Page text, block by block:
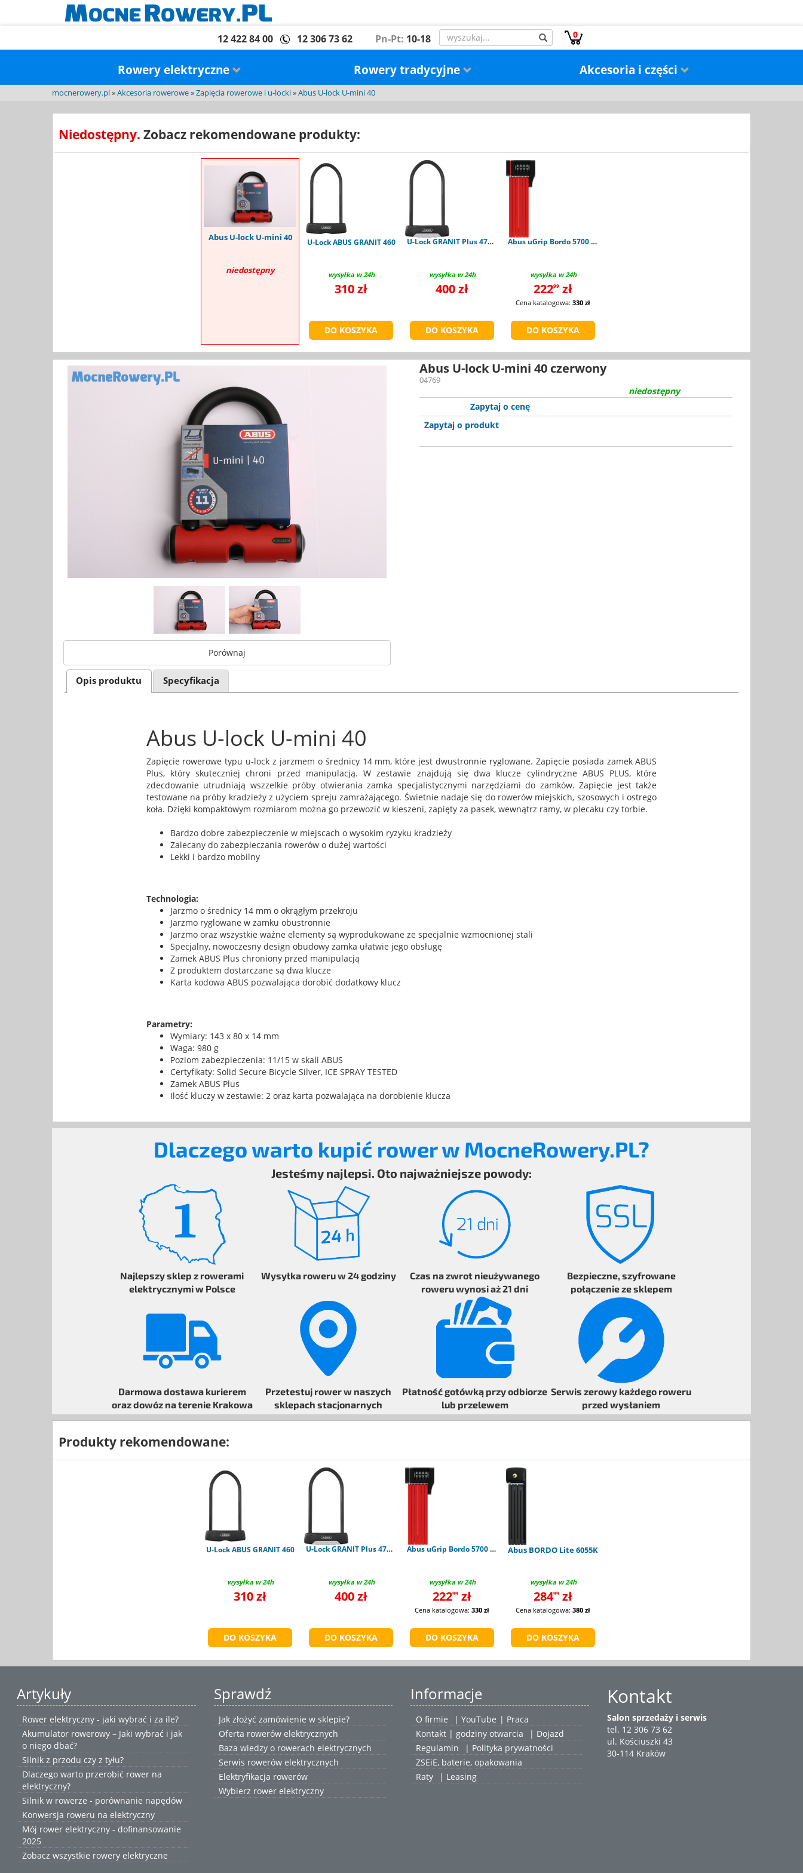
12 422 84 00 12 306 73 62 Pn-Pt: 10-18 0
Rowery elektryczne Rowery tradycyjne Akcesoria i części
mocnerowery.pl»Akcesoria rowerowe»Zapięcia rowerowe i u-locki»Abus U-lock U-mini 40
Niedostępny. Zobacz rekomendowane produkty:
Abus U-lock U-mini 40
niedostępny
U-Lock ABUS GRANIT 460
wysyłka w 24h
310 zł
U-Lock GRANIT Plus 470 - uchwyt USH470
wysyłka w 24h
400 zł
Abus uGrip Bordo 5700 Combo red
wysyłka w 24h
22299 zł
Cena katalogowa: 330 zł
Porównaj
Abus U-lock U-mini 40 czerwony
04769
niedostępny
Zapytaj o cenę
Zapytaj o produkt
Opis produktu Specyfikacja
Abus U-lock U-mini 40
Zapięcie rowerowe typu u-lock z jarzmem o średnicy 14 mm, które jest dwustronnie ryglowane. Zapięcie posiada zamek ABUS
Plus, który skuteczniej chroni przed manipulacją. W zestawie znajdują się dwa klucze cylindryczne ABUS PLUS, które
zdecdowanie utrudniają wszzelkie próby otwierania zamka specjalistycznymi narzędziami do zamków. Zapięcie jest także
testowane na próby kradzieży z użyciem spreju zamrażającego. Świetnie nadaje się do rowerów miejskich, szosowych i ostrego
koła. Dzięki kompaktowym rozmiarom można go przewozić w kieszeni, zapięty za pasek, wewnątrz ramy, w plecaku czy torbie.
Bardzo dobre zabezpieczenie w miejscach o wysokim ryzyku kradzieży
Zalecany do zabezpieczania rowerów o dużej wartości
Lekki i bardzo mobilny
Technologia:
Jarzmo o średnicy 14 mm o okrągłym przekroju
Jarzmo ryglowane w zamku obustronnie
Jarzmo oraz wszystkie ważne elementy są wyprodukowane ze specjalnie wzmocnionej stali
Specjalny, nowoczesny design obudowy zamka ułatwie jego obsługę
Zamek ABUS Plus chroniony przed manipulacją
Z produktem dostarczane są dwa klucze
Karta kodowa ABUS pozwalająca dorobić dodatkowy klucz
Parametry:
Wymiary: 143 x 80 x 14 mm
Waga: 980 g
Poziom zabezpieczenia: 11/15 w skali ABUS
Certyfikaty: Solid Secure Bicycle Silver, ICE SPRAY TESTED
Zamek ABUS Plus
Ilość kluczy w zestawie: 2 oraz karta pozwalająca na dorobienie klucza
Dlaczego warto kupić rower w MocneRowery.PL?
Jesteśmy najlepsi. Oto najważniejsze powody:
Najlepszy sklep z rowerami
elektrycznymiw Polsce
Wysyłkaroweruw 24 godziny Czas na zwrot nieużywanego
roweruwynosi aż 21 dni
Bezpieczne, szyfrowane
połączenie ze sklepem
Darmowa dostawa kurierem
oraz dowóz na terenie Krakowa
Przetestuj rowerw naszych
sklepach stacjonarnych
Płatność gotówką przy odbiorze
lub przelewem
Serwis zerowy każdego roweru
przed wysłaniem
Produkty rekomendowane:
U-Lock ABUS GRANIT 460
wysyłka w 24h
310 zł
U-Lock GRANIT Plus 470 - uchwyt USH470
wysyłka w 24h
400 zł
Abus uGrip Bordo 5700 Combo red
wysyłka w 24h
22299 zł
Cena katalogowa: 330 zł
Abus BORDO Lite 6055K
wysyłka w 24h
28499 zł
Cena katalogowa: 380 zł
Artykuły
Rower elektryczny - jaki wybrać i za ile?
Akumulator rowerowy – Jaki wybrać i jak
o niego dbać?
Silnik z przodu czy z tyłu?
Dlaczego warto przerobić rower na
elektryczny?
Silnik w rowerze - porównanie napędów
Konwersja roweru na elektryczny
Mój rower elektryczny - dofinansowanie
2025
Zobacz wszystkie rowery elektryczne
Sprawdź
Jak złożyć zamówienie w sklepie?
Oferta rowerów elektrycznych
Baza wiedzy o rowerach elektrycznych
Serwis rowerów elektrycznych
Elektryfikacja rowerów
Wybierz rower elektryczny
Informacje
O firmie | YouTube | Praca
Kontakt | godziny otwarcia
| Dojazd
Regulamin
| Polityka prywatności
ZSEiE, baterie, opakowania
Raty
| Leasing
Kontakt
Salon sprzedaży i serwis
tel. 12 306 73 62
ul. Kościuszki 43
30-114 Kraków